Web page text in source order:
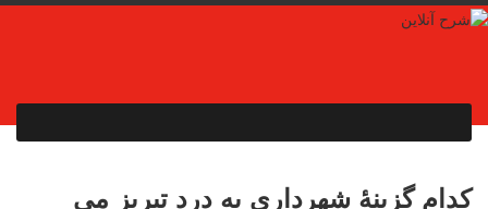
کدام گزینۀ شهرداری به درد تبریز می